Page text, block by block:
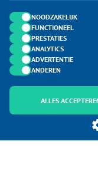
DUIJVELAAR E-
CONTACTEN
Onderdeel van Duijvelaar
SoloMono.net
NOODZAKELIJK
FUNCTIONEEL
PRESTATIES
ANALYTICS
ADVERTENTIE
ANDEREN
ALLES